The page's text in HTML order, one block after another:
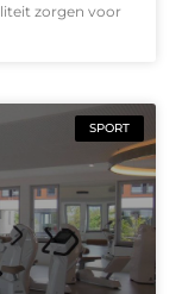
zorgen voor
SPORT